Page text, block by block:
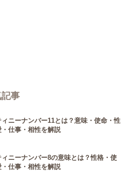
事
ニーナンバー11とは？意味・使命・性
仕事・相性を解説
ニーナンバー8の意味とは？性格・使
仕事・相性を解説